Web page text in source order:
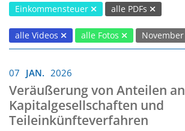
Einkommensteuer alle PDFs
alle Videos alle Fotos November
07 JAN. 2026
Veräußerung von Anteilen an
Kapitalgesellschaften und
Teileinkünfteverfahren